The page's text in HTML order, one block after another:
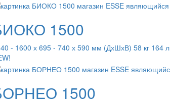
1500
- 1600 х 695 - 740 х 590 мм (ДхШхВ) 58 кг 164 л
1500